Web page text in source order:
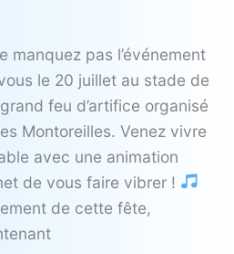
manquez pas l’événement
le 20 juillet au stade de
feu d’artifice organisé
Montoreilles. Venez vivre
avec une animation
de vous faire vibrer !
de cette fête,